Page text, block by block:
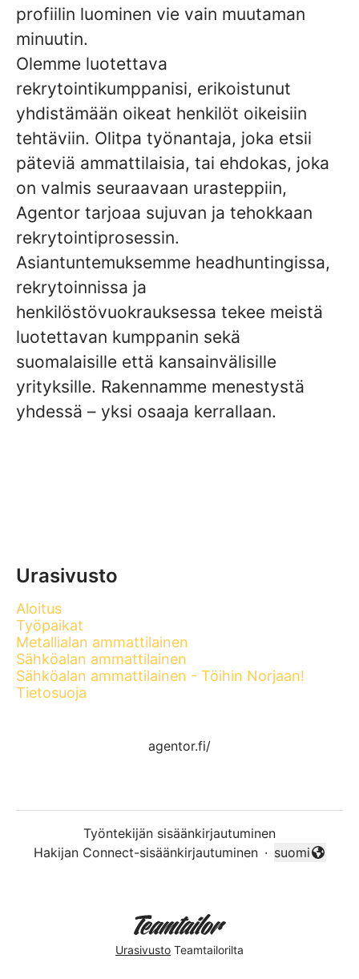
profiilin luominen vie vain muutaman
minuutin.
Olemme luotettava
rekrytointikumppanisi, erikoistunut
yhdistämään oikeat henkilöt oikeisiin
tehtäviin. Olitpa työnantaja, joka etsii
päteviä ammattilaisia, tai ehdokas, joka
on valmis seuraavaan urasteppiin,
Agentor tarjoaa sujuvan ja tehokkaan
rekrytointiprosessin.
Asiantuntemuksemme headhuntingissa,
rekrytoinnissa ja
henkilöstövuokrauksessa tekee meistä
luotettavan kumppanin sekä
suomalaisille että kansainvälisille
yrityksille. Rakennamme menestystä
yhdessä – yksi osaaja kerrallaan.
Urasivusto
Aloitus
Työpaikat
Metallialan ammattilainen
Sähköalan ammattilainen
Sähköalan ammattilainen - Töihin Norjaan!
Tietosuoja
agentor.fi/
Työntekijän sisäänkirjautuminen
Hakijan Connect-sisäänkirjautuminen ·
Vaihda kieli
suomi
Urasivusto Teamtailorilta